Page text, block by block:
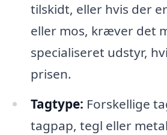
tilskidt, eller hvis der
eller mos, kræver det
specialiseret udstyr,
prisen.
Tagtype: Forskellige
tagpap, tegl eller